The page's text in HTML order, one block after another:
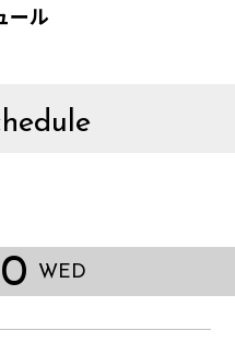
ール
WED